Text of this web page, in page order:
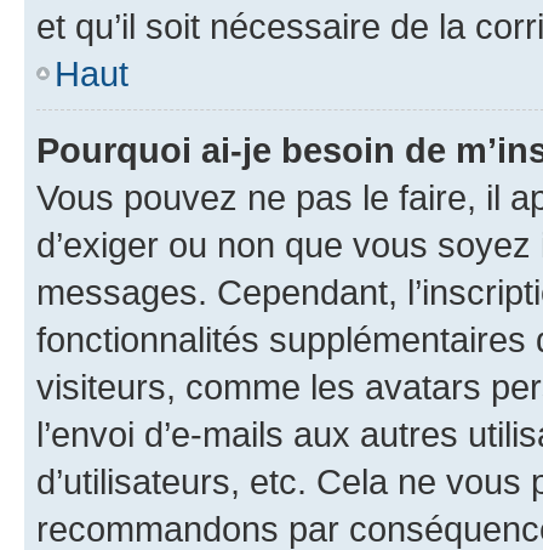
et qu’il soit nécessaire de la
Haut
Pourquoi ai-je besoin de
Vous pouvez ne pas le faire, il
d’exiger ou non que vous
messages. Cependant,
fonctionnalités
visiteurs, comme les avatars
l’envoi d’e-mails aux autres
d’utilisateurs, etc. Cela ne vous
recommandons par